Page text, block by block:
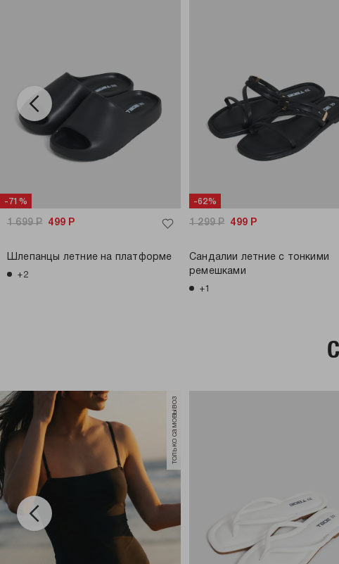
-71%
1 699Р 499 Р
Шлепанцы летние на платформе
+2
-62%
1 299Р 499 Р
Сандалии летние с тонкими
ремешками
+1
только самовывоз